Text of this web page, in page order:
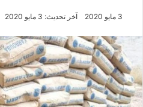
3 مايو 2020 آخر تحديث: 3 مايو 2020